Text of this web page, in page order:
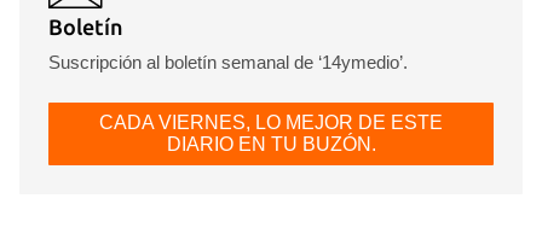
Boletín
Suscripción al boletín semanal de ‘14ymedio’.
CADA VIERNES, LO MEJOR DE ESTE
DIARIO EN TU BUZÓN.